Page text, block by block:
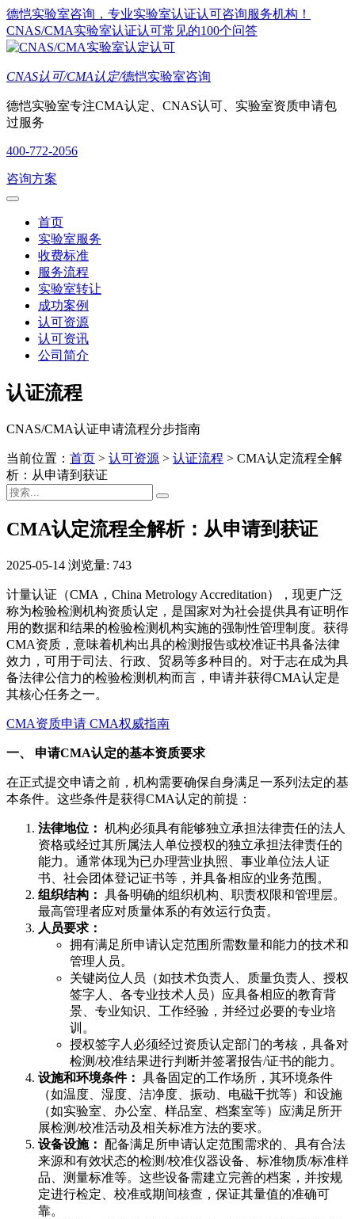
德恺实验室咨询，专业实验室认证认可咨询服务机构！
CNAS/CMA实验室认证认可常见的100个问答
CNAS认可/CMA认定/德恺实验室咨询
德恺实验室专注CMA认定、CNAS认可、实验室资质申请包
过服务
400-772-2056
咨询方案
首页
实验室服务
收费标准
服务流程
实验室转让
成功案例
认可资源
认可资讯
公司简介
认证流程
CNAS/CMA认证申请流程分步指南
当前位置： 首页 > 认可资源 > 认证流程 > CMA认定流程全解
析：从申请到获证
CMA认定流程全解析：从申请到获证
2025-05-14 浏览量: 743
计量认证（CMA，China Metrology Accreditation），现更广泛
称为检验检测机构资质认定，是国家对为社会提供具有证明作
用的数据和结果的检验检测机构实施的强制性管理制度。获得
CMA资质，意味着机构出具的检测报告或校准证书具备法律
效力，可用于司法、行政、贸易等多种目的。对于志在成为具
备法律公信力的检验检测机构而言，申请并获得CMA认定是
其核心任务之一。
CMA资质申请 CMA权威指南
一、 申请CMA认定的基本资质要求
在正式提交申请之前，机构需要确保自身满足一系列法定的基
本条件。这些条件是获得CMA认定的前提：
法律地位： 机构必须具有能够独立承担法律责任的法人
资格或经过其所属法人单位授权的独立承担法律责任的
能力。通常体现为已办理营业执照、事业单位法人证
书、社会团体登记证书等，并具备相应的业务范围。
组织结构： 具备明确的组织机构、职责权限和管理层。
最高管理者应对质量体系的有效运行负责。
人员要求：
拥有满足所申请认定范围所需数量和能力的技术和
管理人员。
关键岗位人员（如技术负责人、质量负责人、授权
签字人、各专业技术人员）应具备相应的教育背
景、专业知识、工作经验，并经过必要的专业培
训。
授权签字人必须经过资质认定部门的考核，具备对
检测/校准结果进行判断并签署报告/证书的能力。
设施和环境条件： 具备固定的工作场所，其环境条件
（如温度、湿度、洁净度、振动、电磁干扰等）和设施
（如实验室、办公室、样品室、档案室等）应满足所开
展检测/校准活动及相关标准方法的要求。
设备设施： 配备满足所申请认定范围需求的、具有合法
来源和有效状态的检测/校准仪器设备、标准物质/标准样
品、测量标准等。这些设备需建立完善的档案，并按规
定进行检定、校准或期间核查，保证其量值的准确可
靠。